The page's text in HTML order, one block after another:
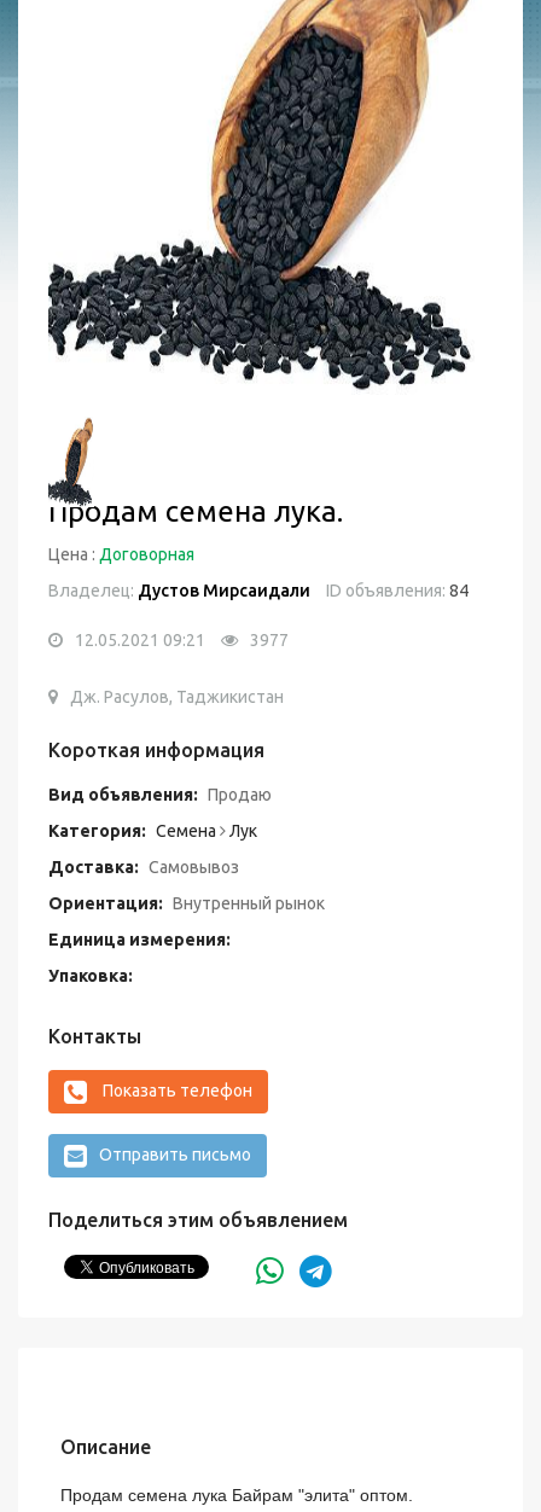
Продам семена лука.
Цена : Договорная
Владелец: Дустов Мирсаидали ID объявления: 84
12.05.2021 09:21 3977
Дж. Расулов, Таджикистан
Короткая информация
Вид объявления: Продаю
Категория: Семена
Лук
Доставка: Самовывоз
Ориентация: Внутренный рынок
Единица измерения:
Упаковка:
Контакты
Показать телефон
Отправить письмо
Поделиться этим объявлением
Описание
Продам семена лука Байрам "элита" оптом.